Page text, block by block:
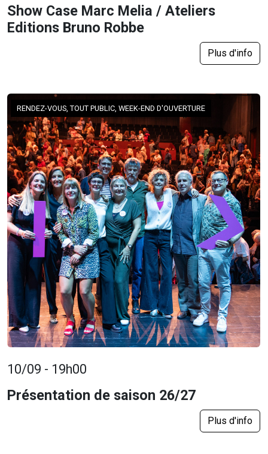
Show Case Marc Melia / Ateliers
Editions Bruno Robbe
Plus d'info
RENDEZ-VOUS, TOUT PUBLIC, WEEK-END D'OUVERTURE
10/09 - 19h00
Présentation de saison 26/27
Plus d'info